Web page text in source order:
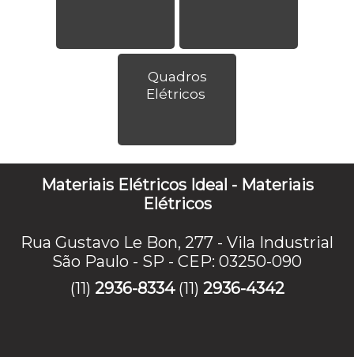
Quadros
Elétricos
Materiais Elétricos Ideal - Materiais
Elétricos
Rua Gustavo Le Bon, 277 - Vila Industrial
São Paulo - SP - CEP: 03250-090
(11) 2936-8334 (11) 2936-4342